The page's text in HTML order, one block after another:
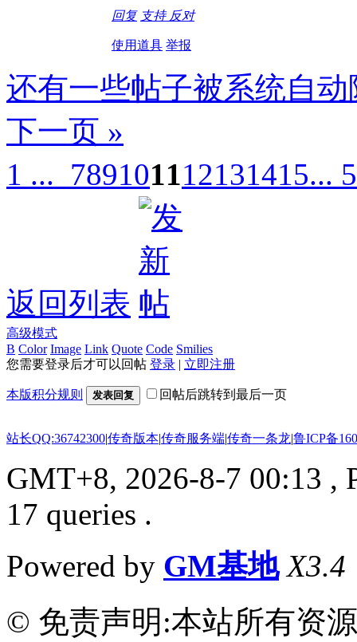
回复 支持 反对
使用道具 举报
还有一些帖子被系统自
下一页 »
1 ... 789101112131415...
返回列表
高级模式
B Color Image Link Quote Code Smilies
您需要登录后才可以回帖 登录 | 立即注册
本版积分规则 发表回复 回帖后跳转到最后一页
站长QQ:36742300|传奇版本|传奇服务端|传奇一条龙|鲁ICP备
GMT+8, 2026-8-7 00:13 ,
17 queries .
Powered by GM基地 X3.4
© 免责声明:本站所有资